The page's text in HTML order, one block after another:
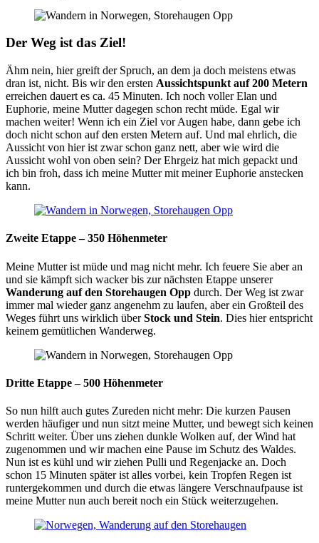
Der Weg ist das Ziel!
Ähm nein, hier greift der Spruch, an dem ja doch meistens etwas
dran ist, nicht. Bis wir den ersten Aussichtspunkt auf 200 Metern
erreichen dauert es ca. 45 Minuten. Ich noch voller Elan und
Euphorie, meine Mutter dagegen schon recht müde. Egal wir
machen weiter! Wenn ich ein Ziel vor Augen habe, dann gebe ich
doch nicht schon auf den ersten Metern auf. Und mal ehrlich, die
Aussicht von hier ist zwar schon ganz nett, aber wie wird die
Aussicht wohl von oben sein? Der Ehrgeiz hat mich gepackt und
ich bin froh, dass ich meine Mutter mit meiner Euphorie anstecken
kann.
Zweite Etappe – 350 Höhenmeter
Meine Mutter ist müde und mag nicht mehr. Ich feuere Sie aber an
und sie kämpft sich wacker bis zur nächsten Etappe unserer
Wanderung auf den Storehaugen Opp durch. Der Weg ist zwar
immer mal wieder ganz angenehm zu laufen, aber ein Großteil des
Weges führt uns wirklich überStock und Stein. Dies hier entspricht
keinem gemütlichen Wanderweg.
Dritte Etappe – 500 Höhenmeter
So nun hilft auch gutes Zureden nicht mehr: Die kurzen Pausen
werden häufiger und nun sitzt meine Mutter, und bewegt sich keinen
Schritt weiter. Über uns ziehen dunkle Wolken auf, der Wind hat
zugenommen und wir machen eine Pause im Schutz des Waldes.
Nun ist es kühl und wir ziehen Pulli und Regenjacke an. Doch
schon 15 Minuten später ist alles vorbei, kein Tropfen Regen ist
runtergekommen und durch die etwas längere Verschnaufpause ist
meine Mutter nun auch bereit noch ein Stück weiterzugehen.